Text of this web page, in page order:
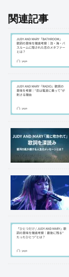
関連記事